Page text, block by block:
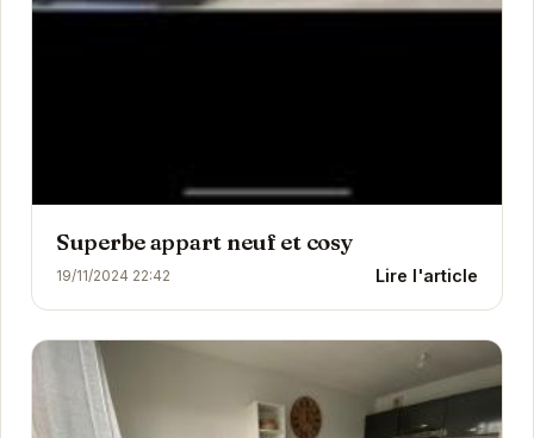
Superbe appart neuf et cosy
19/11/2024 22:42 Lire l'article